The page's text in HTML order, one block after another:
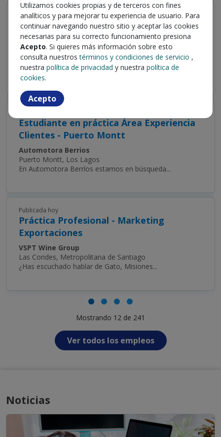
Publicada hoy
Práctica Administrativa - Neumáticos Y
Baterías - Chillán
SALFA Salinas y Fabres S.A.
Chillán, Ñuble
¡SALFA TE INVITA A SER PARTE DE SU...
Estudiante en práctica Área Experiencia
Clientes - Puerto Montt
Automotora Berrios
Puerto Montt, Los Lagos
En Automotora Berríos estamos en búsqueda...
Publicada hoy
Práctica Profesional - Marketing
Exportaciones
VSPT Wine Group
Las Condes, Metropolitana de Santiago
¿Has escuchado hablar de Gato, Misiones...
Mostrando 12 de 241
Ver todos los empleos
Noticias
Utilizamos cookies propias y de terceros con fines
analíticos y para mejorar tu experiencia de usuario. Para
continuar navegando nuestro sitio y aceptar las cookies
necesarias para su correcto funcionamiento presiona
Acepto. Si quieres más información sobre esto
consulta nuestrostérminos y condiciones de servicio ,
nuestra política de privacidad y nuestra política de
cookies.
Acepto